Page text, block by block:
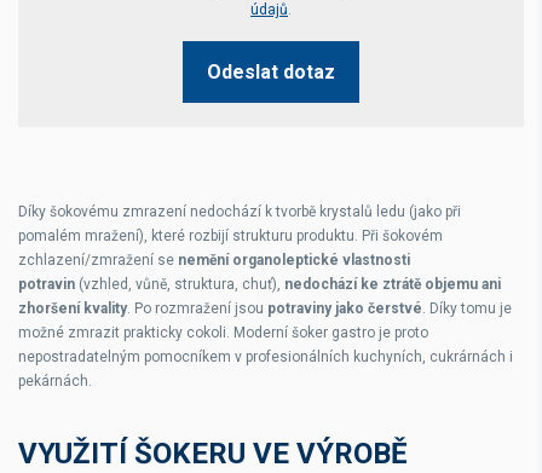
údajů.
Odeslat dotaz
Díky šokovému zmrazení nedochází k tvorbě krystalů ledu (jako při
pomalém mražení), které rozbijí strukturu produktu. Při šokovém
zchlazení/zmražení se nemění organoleptické vlastnosti
potravin (vzhled, vůně, struktura, chuť), nedochází ke ztrátě objemu ani
zhoršení kvality. Po rozmražení jsou potraviny jako čerstvé. Díky tomu je
možné zmrazit prakticky cokoli. Moderní šoker gastro je proto
nepostradatelným pomocníkem v profesionálních kuchyních, cukrárnách i
pekárnách.
VYUŽITÍ ŠOKERU VE VÝROBĚ